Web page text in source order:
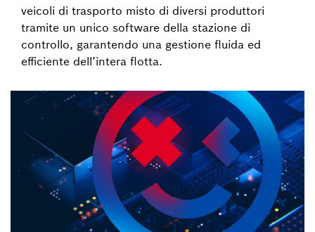
veicoli di trasporto misto di diversi produttori
tramite un unico software della stazione di
controllo, garantendo una gestione fluida ed
efficiente dell’intera flotta.